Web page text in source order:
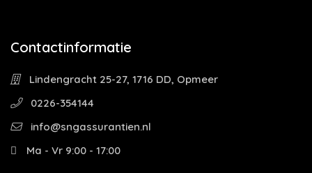
Contactinformatie
Lindengracht 25-27, 1716 DD, Opmeer
0226-354144
info@sngassurantien.nl
Ma - Vr 9:00 - 17:00